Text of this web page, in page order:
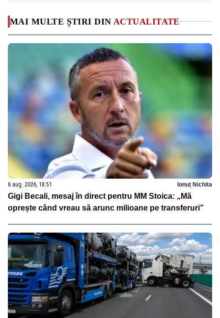
MAI MULTE ȘTIRI DIN ACTUALITATE
6 aug. 2026, 18:51 Ionuț Nichita
Gigi Becali, mesaj în direct pentru MM Stoica: „Mă
oprește când vreau să arunc milioane pe transferuri”